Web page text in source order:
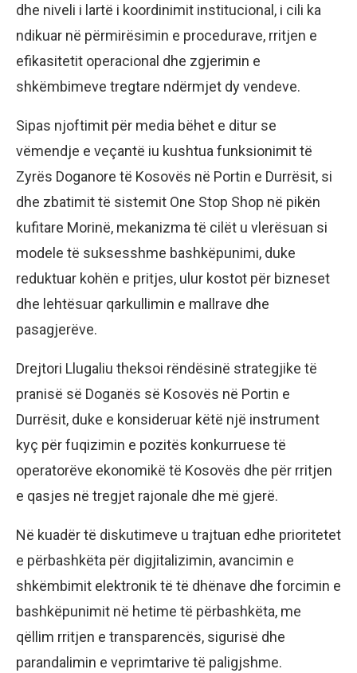
dhe niveli i lartë i koordinimit institucional, i cili ka
ndikuar në përmirësimin e procedurave, rritjen e
efikasitetit operacional dhe zgjerimin e
shkëmbimeve tregtare ndërmjet dy vendeve.
Sipas njoftimit për media bëhet e ditur se
vëmendje e veçantë iu kushtua funksionimit të
Zyrës Doganore të Kosovës në Portin e Durrësit, si
dhe zbatimit të sistemit One Stop Shop në pikën
kufitare Morinë, mekanizma të cilët u vlerësuan si
modele të suksesshme bashkëpunimi, duke
reduktuar kohën e pritjes, ulur kostot për bizneset
dhe lehtësuar qarkullimin e mallrave dhe
pasagjerëve.
Drejtori Llugaliu theksoi rëndësinë strategjike të
pranisë së Doganës së Kosovës në Portin e
Durrësit, duke e konsideruar këtë një instrument
kyç për fuqizimin e pozitës konkurruese të
operatorëve ekonomikë të Kosovës dhe për rritjen
e qasjes në tregjet rajonale dhe më gjerë.
Në kuadër të diskutimeve u trajtuan edhe prioritetet
e përbashkëta për digjitalizimin, avancimin e
shkëmbimit elektronik të të dhënave dhe forcimin e
bashkëpunimit në hetime të përbashkëta, me
qëllim rritjen e transparencës, sigurisë dhe
parandalimin e veprimtarive të paligjshme.